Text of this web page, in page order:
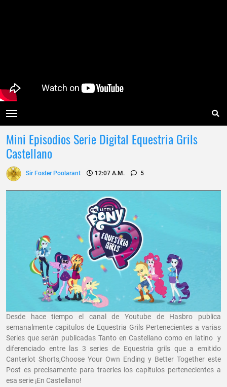
Mini Episodios Serie Digital Equestria Grils
Castellano
Sir Foster Poolarant 12:07 A.m. 5
Desde hace tiempo el canal de Youtube de Hasbro publica
semanalmente capitulos de Equestria Grils Pertenecientes a varias
Series que serán publicadas Tanto en Castellano como en latino y
diferenciado entre las 3 series de Equestria grils que a emitido
Canterlot Shorts,Choose Your Own Ending y Better Together este
Post es precisamente para traerles los capítulos pertenecientes a
esa serie ¡En Castellano!